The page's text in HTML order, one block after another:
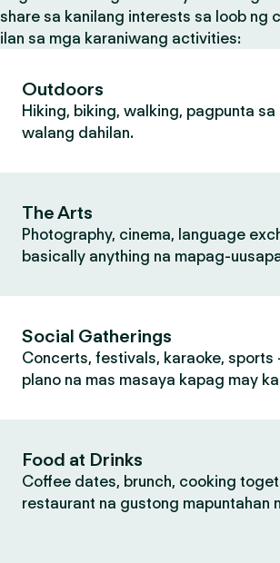
share sa kanilang interests sa loob ng
ilan sa mga karaniwang activities:
Outdoors
Hiking, biking, walking, pagpunta sa
walang dahilan.
The Arts
Photography, cinema, language
basically anything na mapag-
Social Gatherings
Concerts, festivals, karaoke, sports
plano na mas masaya kapag may
Food at Drinks
Coffee dates, brunch, cooking
restaurant na gustong mapuntahan